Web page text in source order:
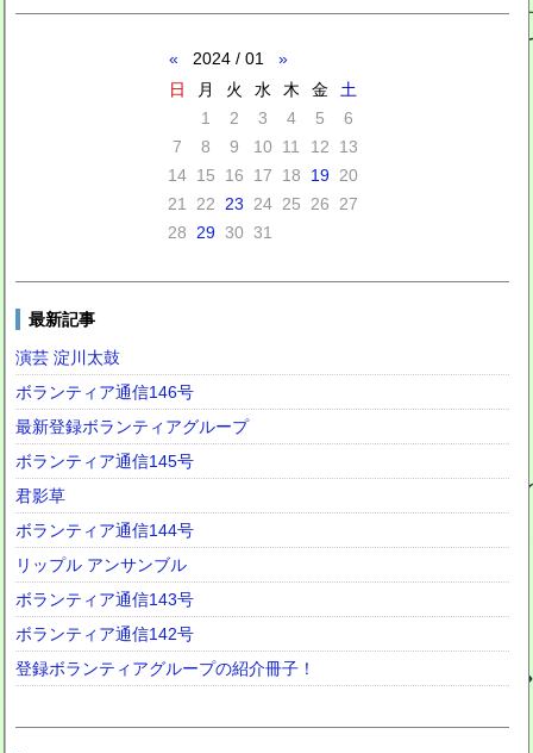
« 2024 / 01
»
日
月 火 水 木 金
土
1
2 3 4 5
6
7
8 9 10 11 12
13
14 15 16 17 18 19 20
21
22 23 24 25 26
27
28
29 30 31
最新記事
演芸 淀川太鼓
ボランティア通信146号
最新登録ボランティアグループ
ボランティア通信145号
君影草
ボランティア通信144号
リップル アンサンブル
ボランティア通信143号
ボランティア通信142号
登録ボランティアグループの紹介冊子！